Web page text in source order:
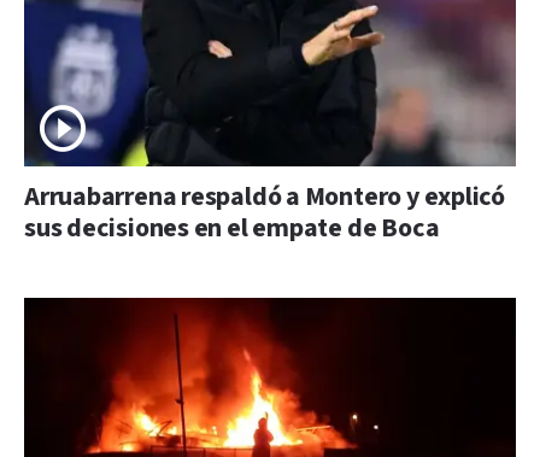
Arruabarrena respaldó a Montero y explicó
sus decisiones en el empate de Boca